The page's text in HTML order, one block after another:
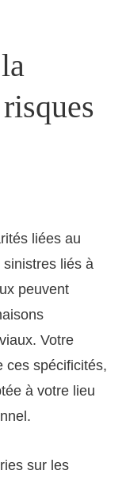
liées au
liés à
peuvent
Votre
ces spécificités,
à votre lieu
sur les